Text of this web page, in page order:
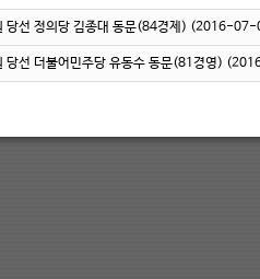
당선 정의당 김종대 동문(84경제) (2016-07-
당선 더불어민주당 유동수 동문(81경영)